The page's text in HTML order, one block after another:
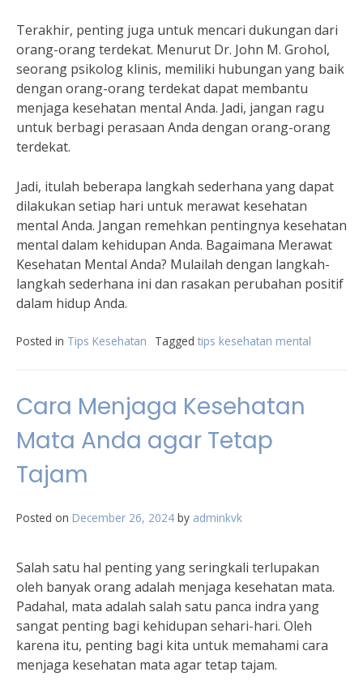
Terakhir, penting juga untuk mencari dukungan dari
orang-orang terdekat. Menurut Dr. John M. Grohol,
seorang psikolog klinis, memiliki hubungan yang baik
dengan orang-orang terdekat dapat membantu
menjaga kesehatan mental Anda. Jadi, jangan ragu
untuk berbagi perasaan Anda dengan orang-orang
terdekat.
Jadi, itulah beberapa langkah sederhana yang dapat
dilakukan setiap hari untuk merawat kesehatan
mental Anda. Jangan remehkan pentingnya kesehatan
mental dalam kehidupan Anda. Bagaimana Merawat
Kesehatan Mental Anda? Mulailah dengan langkah-
langkah sederhana ini dan rasakan perubahan positif
dalam hidup Anda.
Posted in Tips Kesehatan Tagged tips kesehatan mental
Cara Menjaga Kesehatan
Mata Anda agar Tetap
Tajam
Posted on December 26, 2024 by adminkvk
Salah satu hal penting yang seringkali terlupakan
oleh banyak orang adalah menjaga kesehatan mata.
Padahal, mata adalah salah satu panca indra yang
sangat penting bagi kehidupan sehari-hari. Oleh
karena itu, penting bagi kita untuk memahami cara
menjaga kesehatan mata agar tetap tajam.